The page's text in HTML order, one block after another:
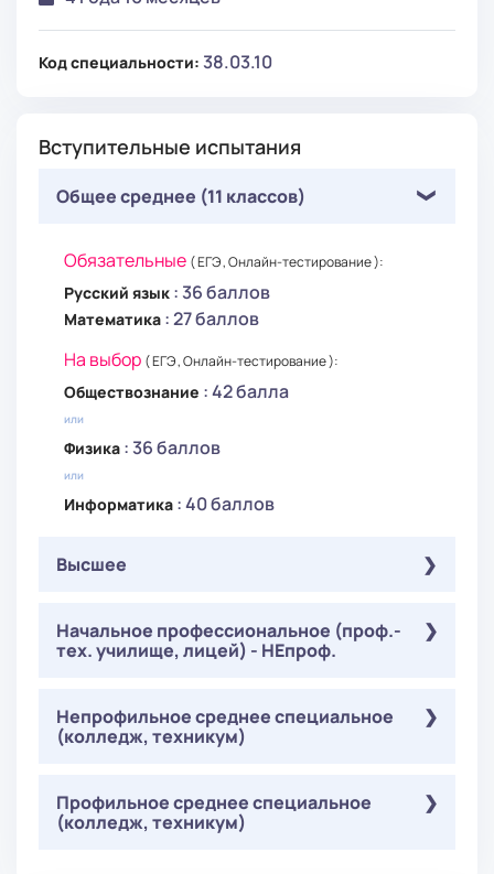
Код специальности: 38.03.10
Вступительные испытания
Общее среднее (11 классов)
Обязательные ( ЕГЭ , Онлайн-тестирование ):
Русский язык : 36 баллов
Математика : 27 баллов
На выбор ( ЕГЭ , Онлайн-тестирование ):
Обществознание : 42 балла
или
Физика : 36 баллов
или
Информатика : 40 баллов
Высшее
Обязательные( Онлайн-тестирование ):
Жилищное хозяйство и коммунальная
Начальное профессиональное (проф.-
тех. училище, лицей) - НЕпроф.
Обязательные( Онлайн-тестирование ):
Жилищное хозяйство и коммунальная
Непрофильное среднее специальное
(колледж, техникум)
Обязательные( Онлайн-тестирование ):
Жилищное хозяйство и коммунальная
Профильное среднее специальное
(колледж, техникум)